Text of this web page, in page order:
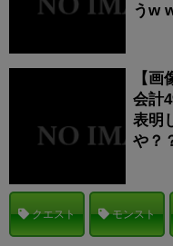
うw
【
会計
表明
や？
クエスト モンスト